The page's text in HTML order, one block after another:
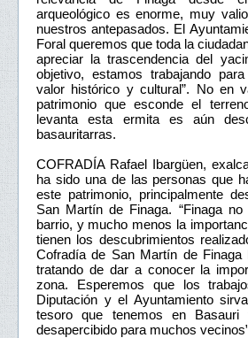
arqueológico es enorme, muy
nuestros antepasados. El
Foral queremos que toda la
apreciar la trascendencia del
objetivo, estamos trabajando
valor histórico y cultural”. No en
patrimonio que esconde el
levanta esta ermita es aún
basauritarras.
COFRADÍA Rafael Ibargüen,
ha sido una de las personas que
este patrimonio, principalmente
San Martín de Finaga. “Finaga
barrio, y mucho menos la
tienen los descubrimientos
Cofradía de San Martín de Finaga
tratando de dar a conocer la
zona. Esperemos que los
Diputación y el Ayuntamiento
tesoro que tenemos en
desapercibido para muchos